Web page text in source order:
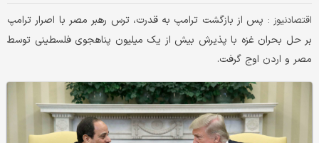
اقتصادنیوز : پس از بازگشت ترامپ به قدرت، ترس رهبر مصر با اصرار ترامپ
بر حل بحران غزه با پذیرش بیش از یک میلیون پناهجوی فلسطینی توسط
مصر و اردن اوج گرفت.